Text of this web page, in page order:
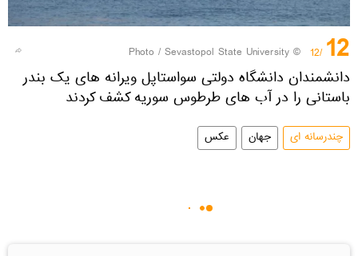
12
/12
© Photo /
Sevastopol State University
دانشمندان دانشگاه دولتی سواستاپل ویرانه های یک بندر
باستانی را در آب های طرطوس سوریه کشف کردند
چندرسانه ای جهان عکس